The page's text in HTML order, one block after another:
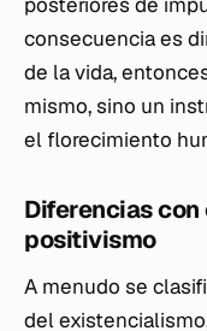
consecuencia es
de la vida,
mismo, sino un
el florecimiento
Diferencias
positivismo
A menudo se
del